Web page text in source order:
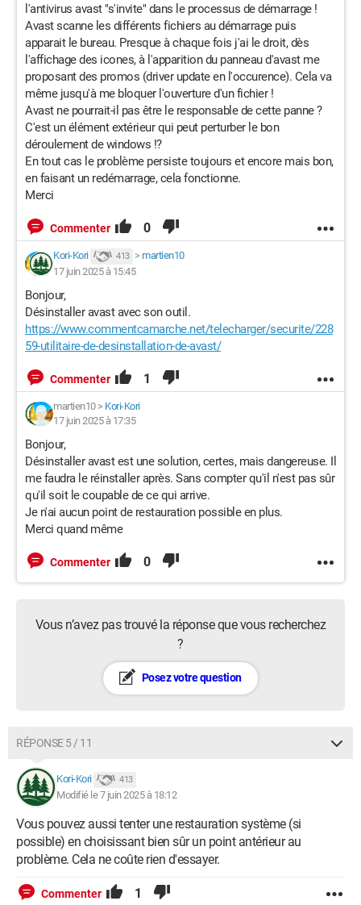
l'antivirus avast "s'invite" dans le processus de démarrage !
Avast scanne les différents fichiers au démarrage puis
apparait le bureau. Presque à chaque fois j'ai le droit, dès
l'affichage des icones, à l'apparition du panneau d'avast me
proposant des promos (driver update en l'occurence). Cela va
même jusqu'à me bloquer l'ouverture d'un fichier !
Avast ne pourrait-il pas être le responsable de cette panne ?
C'est un élément extérieur qui peut perturber le bon
déroulement de windows !?
En tout cas le problème persiste toujours et encore mais bon,
en faisant un redémarrage, cela fonctionne.
Merci
Commenter 0
Kori-Kori 413 > martien10
17 juin 2025 à 15:45
Bonjour,
Désinstaller avast avec son outil.
https://www.commentcamarche.net/telecharger/securite/228
59-utilitaire-de-desinstallation-de-avast/
Commenter 1
martien10> Kori-Kori
17 juin 2025 à 17:35
Bonjour,
Désinstaller avast est une solution, certes, mais dangereuse. Il
me faudra le réinstaller après. Sans compter qu'il n'est pas sûr
qu'il soit le coupable de ce qui arrive.
Je n'ai aucun point de restauration possible en plus.
Merci quand même
Commenter 0
Vous n’avez pas trouvé la réponse que vous recherchez
?
Posez votre question
RÉPONSE 5 / 11
Kori-Kori 413
Modifié le 7 juin 2025 à 18:12
Vous pouvez aussi tenter une restauration système (si
possible) en choisissant bien sûr un point antérieur au
problème. Cela ne coûte rien d'essayer.
Commenter 1